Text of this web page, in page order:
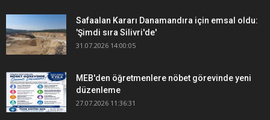
Safaalan Kararı Danamandıra için emsal oldu:
'Şimdi sıra Silivri'de'
31.07.2026 14:00:05
MEB'den öğretmenlere nöbet görevinde yeni
düzenleme
27.07.2026 11:36:31